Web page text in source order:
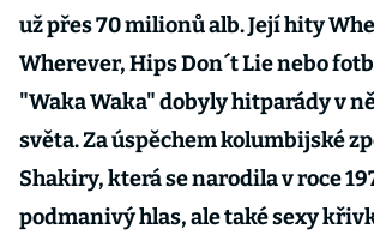
už přes 70 milionů alb. Její hity
Wherever, Hips Don´t Lie nebo
"Waka Waka" dobyly hitparády v
světa. Za úspěchem kolumbijské
Shakiry, která se narodila v roce
podmanivý hlas, ale také sexy